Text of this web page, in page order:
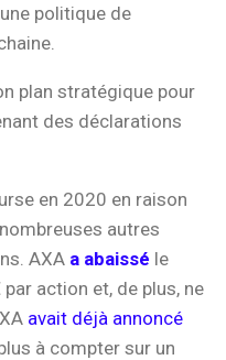
politique de
plan stratégique pour
des déclarations
en 2020 en raison
autres
AXA a abaissé le
action et, de plus, ne
avait déjà annoncé
à compter sur un